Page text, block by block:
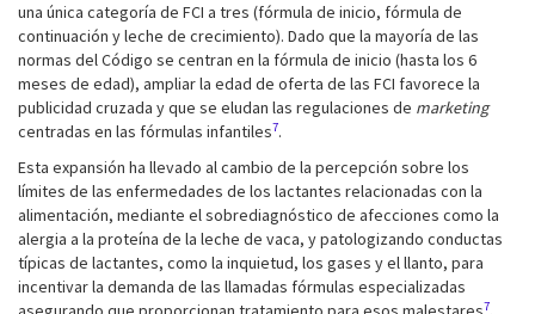
una única categoría de FCI a tres (fórmula de inicio, fórmula de
continuación y leche de crecimiento). Dado que la mayoría de las
normas del Código se centran en la fórmula de inicio (hasta los 6
meses de edad), ampliar la edad de oferta de las FCI favorece la
publicidad cruzada y que se eludan las regulaciones de marketing
centradas en las fórmulas infantiles7.
Esta expansión ha llevado al cambio de la percepción sobre los
límites de las enfermedades de los lactantes relacionadas con la
alimentación, mediante el sobrediagnóstico de afecciones como la
alergia a la proteína de la leche de vaca, y patologizando conductas
típicas de lactantes, como la inquietud, los gases y el llanto, para
incentivar la demanda de las llamadas fórmulas especializadas
7